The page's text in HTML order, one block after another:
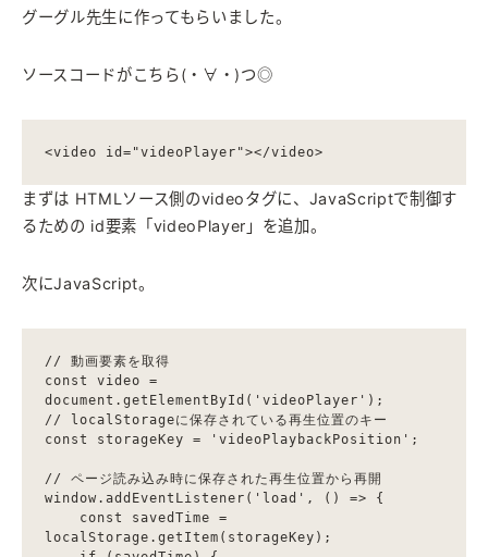
グーグル先生に作ってもらいました。
ソースコードがこちら(・∀・)つ◎
<video id="videoPlayer"></video>
まずは HTMLソース側のvideoタグに、JavaScriptで制御す
るための id要素「videoPlayer」を追加。
次にJavaScript。
// 動画要素を取得
const video =
document.getElementById('videoPlayer');
// localStorageに保存されている再生位置のキー
const storageKey = 'videoPlaybackPosition';
// ページ読み込み時に保存された再生位置から再開
window.addEventListener('load', () => {
localStorage.getItem(storageKey);